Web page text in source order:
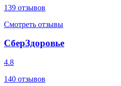
139 отзывов
Смотреть отзывы
СберЗдоровье
4.8
140 отзывов